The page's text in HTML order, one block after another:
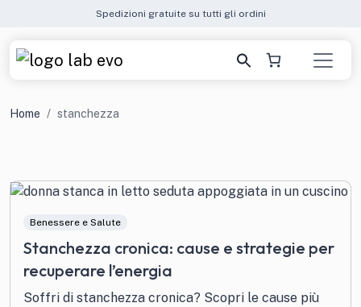
Spedizioni gratuite su tutti gli ordini
Home stanchezza
Benessere e Salute
Stanchezza cronica: cause e strategie per
recuperare l’energia
Soffri di stanchezza cronica? Scopri le cause più